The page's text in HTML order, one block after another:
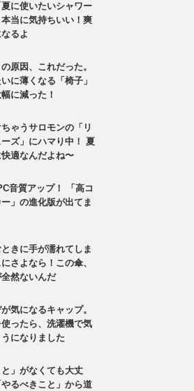
に使いたいシャワー
当に気持ちいい！爽
るよ
原因、これだった。
に薄くなる「椅子」
に減った！
ゃうサロモンの「リ
ズ」にハマり中！ 夏
適なんだよね〜
音質アップ！ 「高コ
」の進化版が出てま
ときに手が濡れてしま
さよなら！この傘、
然ないんだ
気になるキャップ。
ったら、洗濯機で気
になりました
と」がなくても大丈
るべきこと」から道